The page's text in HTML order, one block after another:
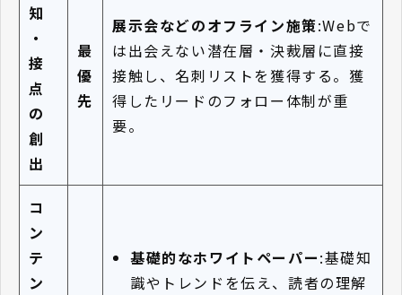
知
・
接
点
の
創
出
最
優
先
展示会などのオフライン施策:Webで
は出会えない潜在層・決裁層に直接
接触し、名刺リストを獲得する。獲
得したリードのフォロー体制が重
要。
コ
ン
テ
ン
基礎的なホワイトペーパー:基礎知
識やトレンドを伝え、読者の理解